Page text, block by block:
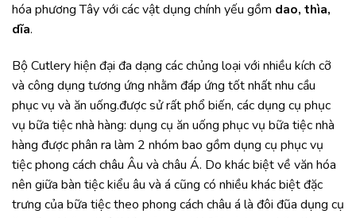
hóa phương Tây với các vật dụng chính yếu gồm dao, thìa,
dĩa.
Bộ Cutlery hiện đại đa dạng các chủng loại với nhiều kích cỡ
và công dụng tương ứng nhằm đáp ứng tốt nhất nhu cầu
phục vụ và ăn uống.được sử rất phổ biến, các dụng cụ phục
vụ bữa tiệc nhà hàng: dụng cụ ăn uống phục vụ bữa tiệc nhà
hàng được phân ra làm 2 nhóm bao gồm dụng cụ phục vụ
tiệc phong cách châu Âu và châu Á. Do khác biệt về văn hóa
nên giữa bàn tiệc kiểu âu và á cũng có nhiều khác biệt đặc
trưng của bữa tiệc theo phong cách châu á là đôi đũa dụng cụ